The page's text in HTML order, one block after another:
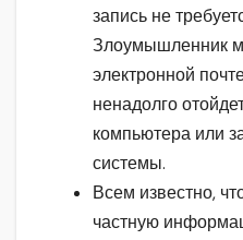
запись не
Злоумышленник
электронной
ненадолго
компьютера или
системы.
Всем известно,
частную